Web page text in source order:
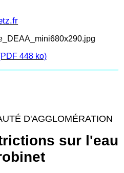
448 ko)
D'AGGLOMÉRATION
sur l'eau